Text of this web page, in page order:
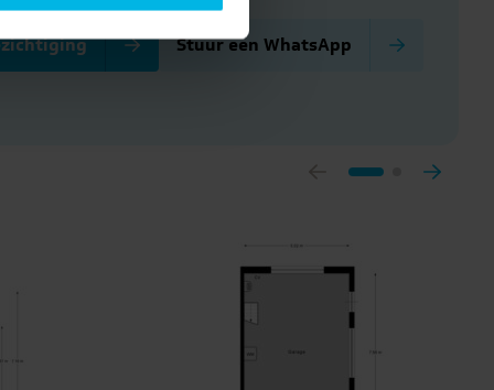
Stuur een WhatsApp